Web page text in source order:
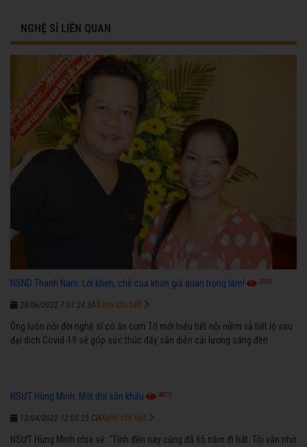
NGHỆ SĨ LIÊN QUAN
NSND Thanh Nam: Lời khen, chê của khán giả quan trọng lắm! 3592
28/06/2022 7:01:24 SA
Ông luôn nói đời nghệ sĩ có ăn cơm Tổ mới hiểu hết nỗi niềm và tiết lộ sau
đại dịch Covid-19 sẽ góp sức thúc đẩy sàn diễn cải lương sáng đèn
Xem chi tiết
NSƯT Hùng Minh: Một đời sân khấu 4875
12/04/2022 12:05:23 CH
NSƯT Hùng Minh chia sẻ: “Tính đến nay cũng đã 65 năm đi hát. Tôi vẫn nhớ
Xem chi tiết